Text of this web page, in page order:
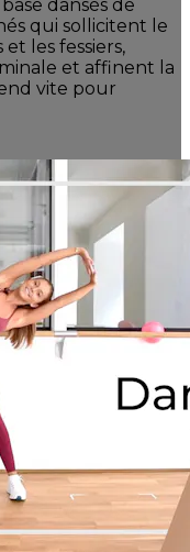
dansés de
qui sollicitent le
les fessiers,
et affinent la
vite pour